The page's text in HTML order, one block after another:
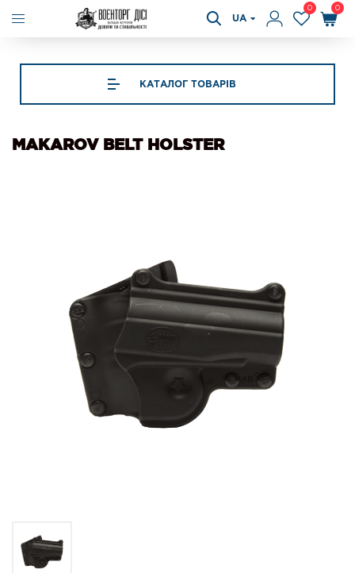
UA
0 0
КАТАЛОГ ТОВАРІВ
MAKAROV BELT HOLSTER